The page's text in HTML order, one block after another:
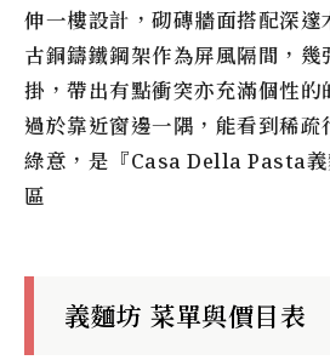
伸一樓設計，砌磚牆面搭配深邃
古銅鑄鐵鋼架作為屏風隔間，幾
掛，帶出有點衝突亦充滿個性的
過於靠近窗邊一隅，能看到稀疏
綠意，是『Casa Della Pasta
區
義麵坊 菜單與價目表